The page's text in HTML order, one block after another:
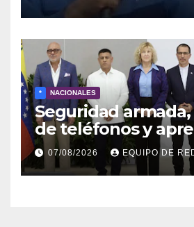
representatividad
Venezuela
* NACIONALES
Seguridad
de teléfonos y
prensa en el
diálogo venezolano
07/08/2026 EQUIPO DE